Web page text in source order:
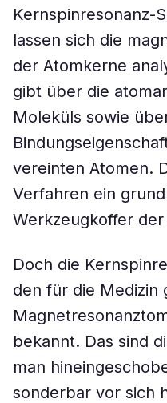
Kernspinresonanz-
lassen sich die
der Atomkerne
gibt über die
Moleküls sowie
vereinten Atomen.
Verfahren ein
Werkzeugkoffer der
Doch die
den für die Medizin
bekannt. Das sind
man
sonderbar vor sich